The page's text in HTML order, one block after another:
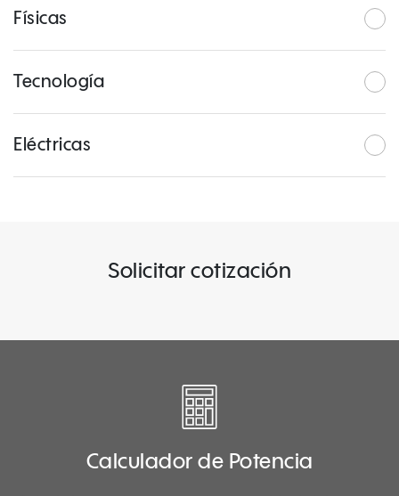
Físicas
Tecnología
Eléctricas
Solicitar cotización
Calculador de Potencia